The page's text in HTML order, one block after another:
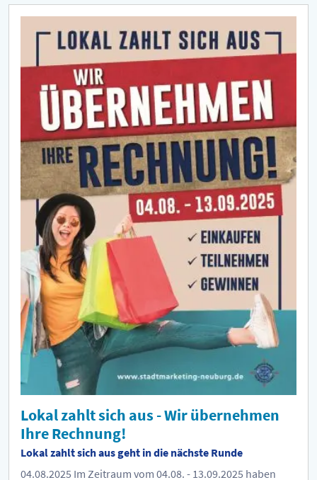
Lokal zahlt sich aus - Wir übernehmen
Ihre Rechnung!
Lokal zahlt sich aus geht in die nächste Runde
04.08.2025 Im Zeitraum vom 04.08. - 13.09.2025 haben